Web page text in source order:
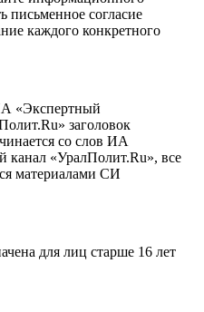
письменное согласие
каждого конкретного
«Экспертный
заголовок
со слов ИА
«УралПолит.Ru», все
материалами СИ
для лиц старше 16 лет